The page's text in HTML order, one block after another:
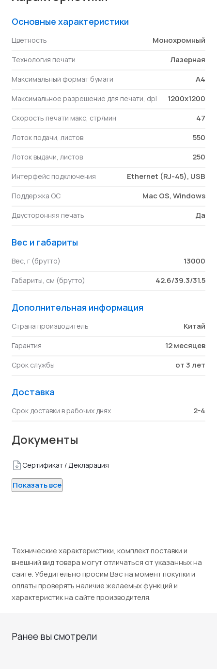
Основные характеристики
Цветность Монохромный
Технология печати Лазерная
Максимальный формат бумаги A4
Максимальное разрешение для печати, dpi 1200x1200
Скорость печати макс, стр/мин 47
Лоток подачи, листов 550
Лоток выдачи, листов 250
Интерфейс подключения Ethernet (RJ-45), USB
Поддержка ОС Mac OS, Windows
Двусторонняя печать Да
Вес и габариты
Вес, г (брутто) 13000
Габариты, см (брутто) 42.6/39.3/31.5
Дополнительная информация
Страна производитель Китай
Гарантия 12 месяцев
Срок службы от 3 лет
Доставка
Срок доставки в рабочих днях 2-4
Документы
Сертификат / Декларация
Показать все
Технические характеристики, комплект поставки и
внешний вид товара могут отличаться от указанных на
сайте. Убедительно просим Вас на момент покупки и
оплаты проверять наличие желаемых функций и
характеристик на сайте производителя.
Ранее вы смотрели